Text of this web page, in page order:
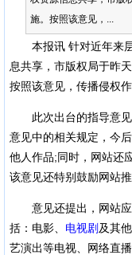
施。按照该意见，...
本报讯 针对近年来层
息共享，市版权局于昨
按照该意见，传播侵权
此次出台的指导意见
意见中的相关规定，今
他人作品;同时，网站还
该意见还特别鼓励网站
意见还提出，网站应
括：电影、 电视剧 及其
艺演出等电视、网络直